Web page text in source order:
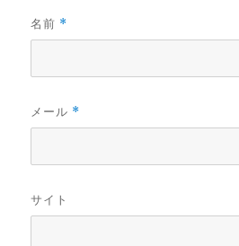
名前 *
メール *
サイト